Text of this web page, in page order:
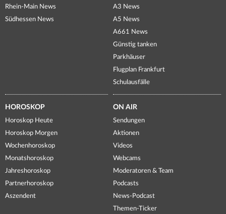
Rhein-Main News
Südhessen News
A3 News
A5 News
A661 News
Günstig tanken
Parkhäuser
Flugplan Frankfurt
Schulausfälle
HOROSKOP
Horoskop Heute
Horoskop Morgen
Wochenhoroskop
Monatshoroskop
Jahreshoroskop
Partnerhoroskop
Aszendent
ON AIR
Sendungen
Aktionen
Videos
Webcams
Moderatoren & Team
Podcasts
News-Podcast
Themen-Ticker